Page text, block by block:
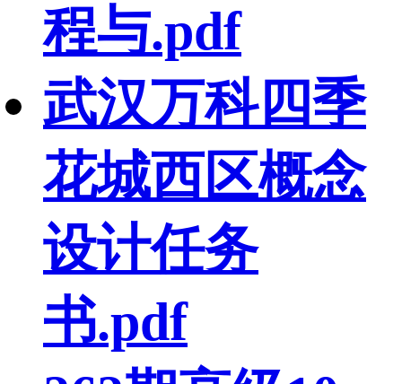
程与.pdf
武汉万科四季
花城西区概念
设计任务
书.pdf